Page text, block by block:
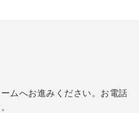
ムへお進みください。お電話